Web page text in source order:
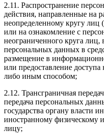
2.11. Распространение
действия, направленные на
неопределенному кругу лиц
или на ознакомление с
неограниченного круга лиц,
персональных данных в
размещение в
или предоставление
либо иным способом;
2.12. Трансграничная
передача персональных
государства органу власти
иностранному физическому
лицу;